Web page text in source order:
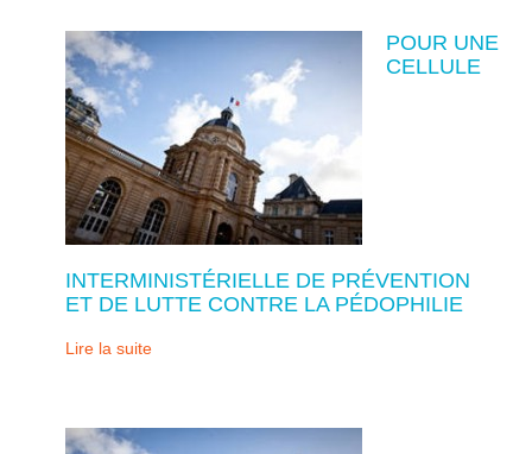
POUR UNE
CELLULE
INTERMINISTÉRIELLE DE PRÉVENTION
ET DE LUTTE CONTRE LA PÉDOPHILIE
Lire la suite